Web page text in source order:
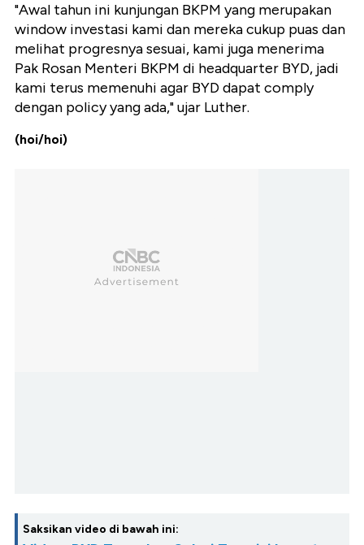
"Awal tahun ini kunjungan BKPM yang merupakan
window investasi kami dan mereka cukup puas dan
melihat progresnya sesuai, kami juga menerima
Pak Rosan Menteri BKPM di headquarter BYD, jadi
kami terus memenuhi agar BYD dapat comply
dengan policy yang ada," ujar Luther.
(hoi/hoi)
Saksikan video di bawah ini: